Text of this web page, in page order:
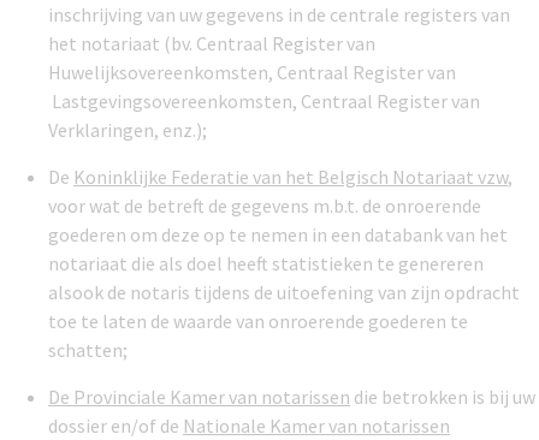
inschrijving van uw gegevens in de centrale registers van
het notariaat (bv. Centraal Register van
Huwelijksovereenkomsten, Centraal Register van
Lastgevingsovereenkomsten, Centraal Register van
Verklaringen, enz.);
De Koninklijke Federatie van het Belgisch Notariaat vzw,
voor wat de betreft de gegevens m.b.t. de onroerende
goederen om deze op te nemen in een databank van het
notariaat die als doel heeft statistieken te genereren
alsook de notaris tijdens de uitoefening van zijn opdracht
toe te laten de waarde van onroerende goederen te
schatten;
De Provinciale Kamer van notarissen die betrokken is bij uw
dossier en/of de Nationale Kamer van notarissen